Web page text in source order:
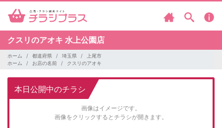
クスリのアオキ 水上公園店
ホーム 都道府県 埼玉県
上尾市
ホーム
お店の名前 クスリのアオキ
本日公開中のチラシ
画像はイメージです。
画像をクリックするとチラシが開きます。